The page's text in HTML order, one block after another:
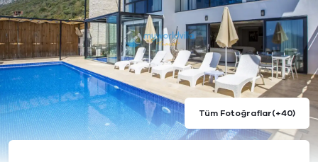
Tüm Fotoğraflar(+40)